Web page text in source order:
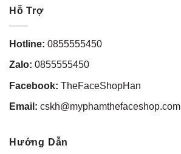
Hỗ Trợ
Hotline: 0855555450
Zalo: 0855555450
Facebook: TheFaceShopHan
Email: cskh@myphamthefaceshop.com
Hướng Dẫn